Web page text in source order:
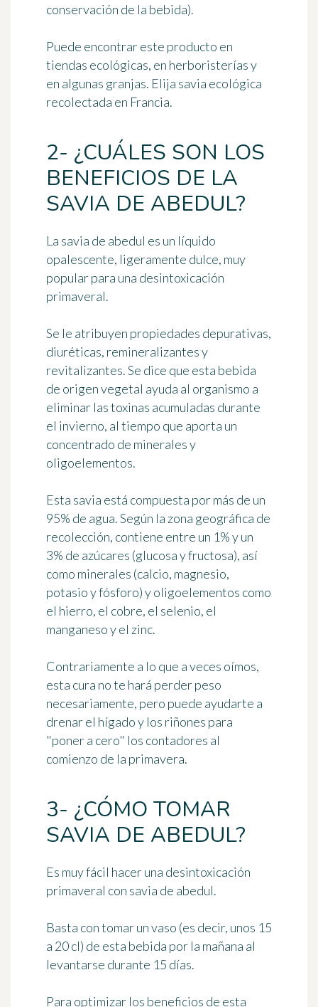
conservación de la bebida).
Puede encontrar este producto en
tiendas ecológicas, en herboristerías y
en algunas granjas. Elija savia ecológica
recolectada en Francia.
2- ¿CUÁLES SON LOS
BENEFICIOS DE LA
SAVIA DE ABEDUL?
La savia de abedul es un líquido
opalescente, ligeramente dulce, muy
popular para una desintoxicación
primaveral.
Se le atribuyen propiedades depurativas,
diuréticas, remineralizantes y
revitalizantes. Se dice que esta bebida
de origen vegetal ayuda al organismo a
eliminar las toxinas acumuladas durante
el invierno, al tiempo que aporta un
concentrado de minerales y
oligoelementos.
Esta savia está compuesta por más de un
95% de agua. Según la zona geográfica de
recolección, contiene entre un 1% y un
3% de azúcares (glucosa y fructosa), así
como minerales (calcio, magnesio,
potasio y fósforo) y oligoelementos como
el hierro, el cobre, el selenio, el
manganeso y el zinc.
Contrariamente a lo que a veces oímos,
esta cura no te hará perder peso
necesariamente, pero puede ayudarte a
drenar el hígado y los riñones para
"poner a cero" los contadores al
comienzo de la primavera.
3- ¿CÓMO TOMAR
SAVIA DE ABEDUL?
Es muy fácil hacer una desintoxicación
primaveral con savia de abedul.
Basta contomar un vaso (es decir, unos 15
a 20 cl) de esta bebida por la mañana al
levantarse durante 15 días.
Para optimizar los beneficios de esta